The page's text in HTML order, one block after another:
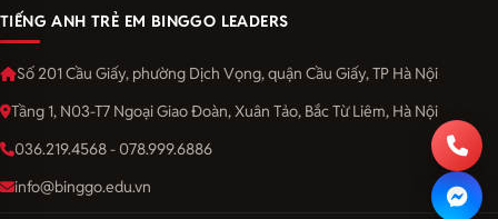
TIẾNG ANH TRẺ EM BINGGO LEADERS
Số 201 Cầu Giấy, phường Dịch Vọng, quận Cầu Giấy, TP Hà Nội
Tầng 1, N03-T7 Ngoại Giao Đoàn, Xuân Tảo, Bắc Từ Liêm, Hà Nội
036.219.4568 - 078.999.6886
info@binggo.edu.vn